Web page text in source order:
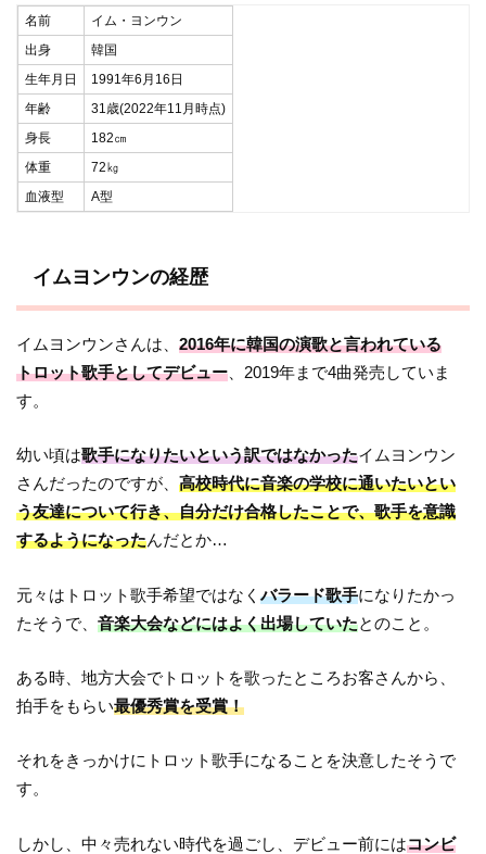
名前
イム・ヨンウン
出身
韓国
生年月日
1991年6月16日
年齢
31歳(2022年11月時点)
身長
182㎝
体重
72㎏
血液型
A型
イムヨンウンの経歴
イムヨンウンさんは、2016年に韓国の演歌と言われている
トロット歌手としてデビュー 、2019年まで4曲発売していま
す。
幼い頃は歌手になりたいという訳ではなかったイムヨンウン
さんだったのですが、高校時代に音楽の学校に通いたいとい
う友達について行き、自分だけ合格したことで、歌手を意識
するようになったんだとか…
元々はトロット歌手希望ではなくバラード歌手になりたかっ
たそうで、音楽大会などにはよく出場していたとのこと。
ある時、地方大会でトロットを歌ったところお客さんから、
拍手をもらい最優秀賞を受賞！
それをきっかけにトロット歌手になることを決意したそうで
す。
しかし、中々売れない時代を過ごし、デビュー前にはコンビ